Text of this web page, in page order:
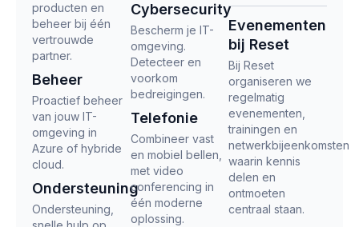
producten en
beheer bij één
vertrouwde
partner.
Beheer
Proactief beheer
van jouw IT-
omgeving in
Azure of hybride
cloud.
Ondersteuning
Ondersteuning,
Cybersecurity
Bescherm je IT-
omgeving.
Detecteer en
voorkom
bedreigingen.
Telefonie
Combineer vast
en mobiel bellen,
met video
conferencing in
één moderne
oplossing.
Evenementen
bij Reset
Bij Reset
organiseren we
regelmatig
evenementen,
trainingen en
netwerkbijeenkomsten
waarin kennis
delen en
ontmoeten
centraal staan.